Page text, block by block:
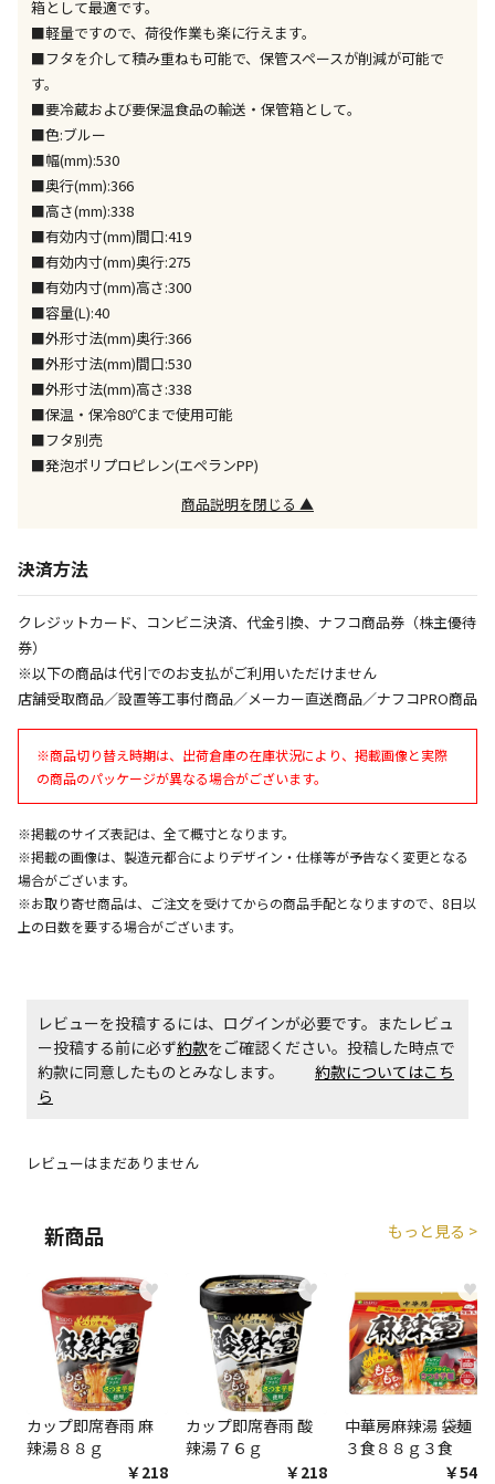
す
委託業者によりお届けする商品です
※支払い方法の代金引換は選択できません。
※電話注文はできません。
宅配のみでお届けする商品です（店舗受取は選択でき
ません）
※「宅配・店舗受取」「宅配のみ」マークの商品のみ
同時購入が可能です
午前9時までのご注文確定した商品については、当日に
出荷いたします。
ただし、メーカーの営業日に基づき出荷手続きを行う
ため、通常よりお時間をいただく場合がございます。
また、日曜・祝日や年末年始などの長期休業期間中
は、休業明けからの出荷対応となります。
設置工事代金も含まれた商品です
決定となります。
エアコンの取付工事が必要な商品です。別途費用が発
生する場合がございます。
商品購入個数ごとに送料がかかる商品です
箱として最適です。
■軽量ですので、荷役作業も楽に行えます。
■フタを介して積み重ねも可能で、保管スペースが削減が可能で
す。
■要冷蔵および要保温食品の輸送・保管箱として。
■色:ブルー
■幅(mm):530
■奥行(mm):366
■高さ(mm):338
■有効内寸(mm)間口:419
■有効内寸(mm)奥行:275
■有効内寸(mm)高さ:300
■容量(L):40
■外形寸法(mm)奥行:366
■外形寸法(mm)間口:530
■外形寸法(mm)高さ:338
■保温・保冷80℃まで使用可能
■フタ別売
■発泡ポリプロピレン(エペランPP)
商品説明を閉じる ▲
決済方法
クレジットカード、コンビニ決済、代金引換、ナフコ商品券（株主優待
券）
※以下の商品は代引でのお支払がご利用いただけません
店舗受取商品／設置等工事付商品／メーカー直送商品／ナフコPRO商品
※商品切り替え時期は、出荷倉庫の在庫状況により、掲載画像と実際
の商品のパッケージが異なる場合がございます。
※掲載のサイズ表記は、全て概寸となります。
※掲載の画像は、製造元都合によりデザイン・仕様等が予告なく変更となる
場合がございます。
※お取り寄せ商品は、ご注文を受けてからの商品手配となりますので、8日以
上の日数を要する場合がございます。
レビューを投稿するには、ログインが必要です。またレビュ
ー投稿する前に必ず約款をご確認ください。投稿した時点で
約款に同意したものとみなします。 約款についてはこち
ら
レビューはまだありません
新商品 もっと見る >
♥
カップ即席春雨 麻
辣湯８８ｇ
￥218
♥
カップ即席春雨 酸
辣湯７６ｇ
￥218
♥
中華房麻辣湯 袋麺
３食８８ｇ３食
￥548